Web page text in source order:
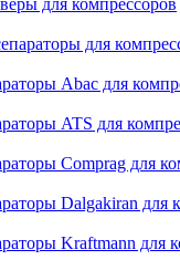
для
Abac для
ATS для
Comprag для
Dalgakiran для
Kraftmann для